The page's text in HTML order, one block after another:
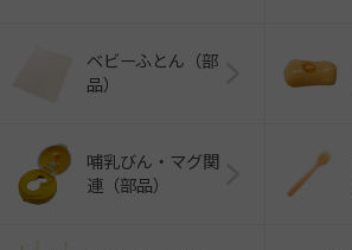
ベビーふとん（部
品）
哺乳びん・マグ関
連（部品）